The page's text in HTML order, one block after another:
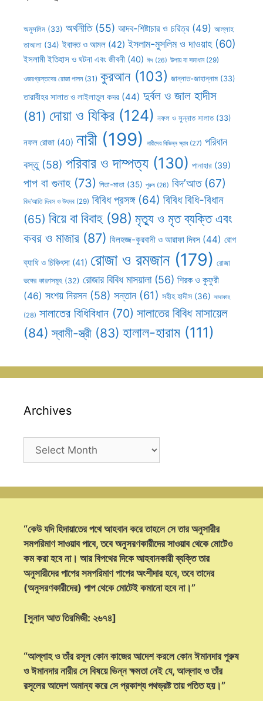
অমুসলিম (33) অর্থনীতি(55) আদব-শিষ্টাচার ও চরিত্র(49) আল্লাহ
তাআলা (34) ইবাদত ও আমল (42) ইসলাম-মুসলিম ও দাওয়াহ(60)
ইসলামী ইতিহাস ও ঘটনা এবং জীবনী (40) ঈদ (26) উপায় বা সমাধান(29)
ওজরগ্রস্তদের রোজা পালন(31) কুরআন(103) জান্নাত-জাহান্নাম (33)
তারাবীহর সালাত ও লাইলাতুল কদর (44) দুর্বল ও জাল হাদীস
(81) দোয়া ও যিকির (124) নফল ও সুন্নাত সালাত(33)
নফল রোজা (40) নারী(199) নারীদের বিভিন্ন স্রাব(27) পরিধান
বস্তু(58) পরিবার ও দাম্পত্য (130) পানাহার (39)
পাপ বা গুনাহ(73) পিতা-মাতা (35) পুরুষ (26) বিদ’আত(67)
বিদ’আতি দিবস ও উৎসব (29) বিবিধ প্রসঙ্গ(64) বিবিধ বিধি-বিধান
(65) বিয়ে বা বিবাহ (98) মৃত্যু ও মৃত ব্যক্তি এবং
কবর ও মাজার (87) যিলহজ্জ-কুরবানী ও আরাফা দিবস (44) রোগ
ব্যাধি ও চিকিৎসা (41) রোজা ও রমজান(179) রোজা
ভঙ্গের কারণসমূহ (32) রোজার বিবিধ মাসয়ালা(56) শিরক ও কুফুরী
(46) সংশয় নিরসন (58) সন্তান (61) সহীহ হাদীস (36) সাদাকাহ
(28) সালাতের বিধিবিধান (70) সালাতের বিবিধ মাসায়েল
(84) স্বামী-স্ত্রী (83) হালাল-হারাম (111)
Archives
Archives
“কেউ যদি হিদায়াতের পথে আহবান করে তাহলে সে তার অনুসারীর
সমপরিমাণ সাওয়াব পাবে, তবে অনুসরণকারীদের সাওয়াব থেকে মোটেও
কম করা হবে না। আর বিপথের দিকে আহবানকারী ব্যক্তি তার
অনুসারীদের পাপের সমপরিমাণ পাপের অংশীদার হবে, তবে তাদের
(অনুসরণকারীদের) পাপ থেকে মোটেই কমানো হবে না।”
[সুনান আত তিরমিজী: ২৬৭৪]
“আল্লাহ ও তাঁর রসূল কোন কাজের আদেশ করলে কোন ঈমানদার পুরুষ
ও ঈমানদার নারীর সে বিষয়ে ভিন্ন ক্ষমতা নেই যে, আল্লাহ ও তাঁর
রসূলের আদেশ অমান্য করে সে প্রকাশ্য পথভ্রষ্ট তায় পতিত হয়।”